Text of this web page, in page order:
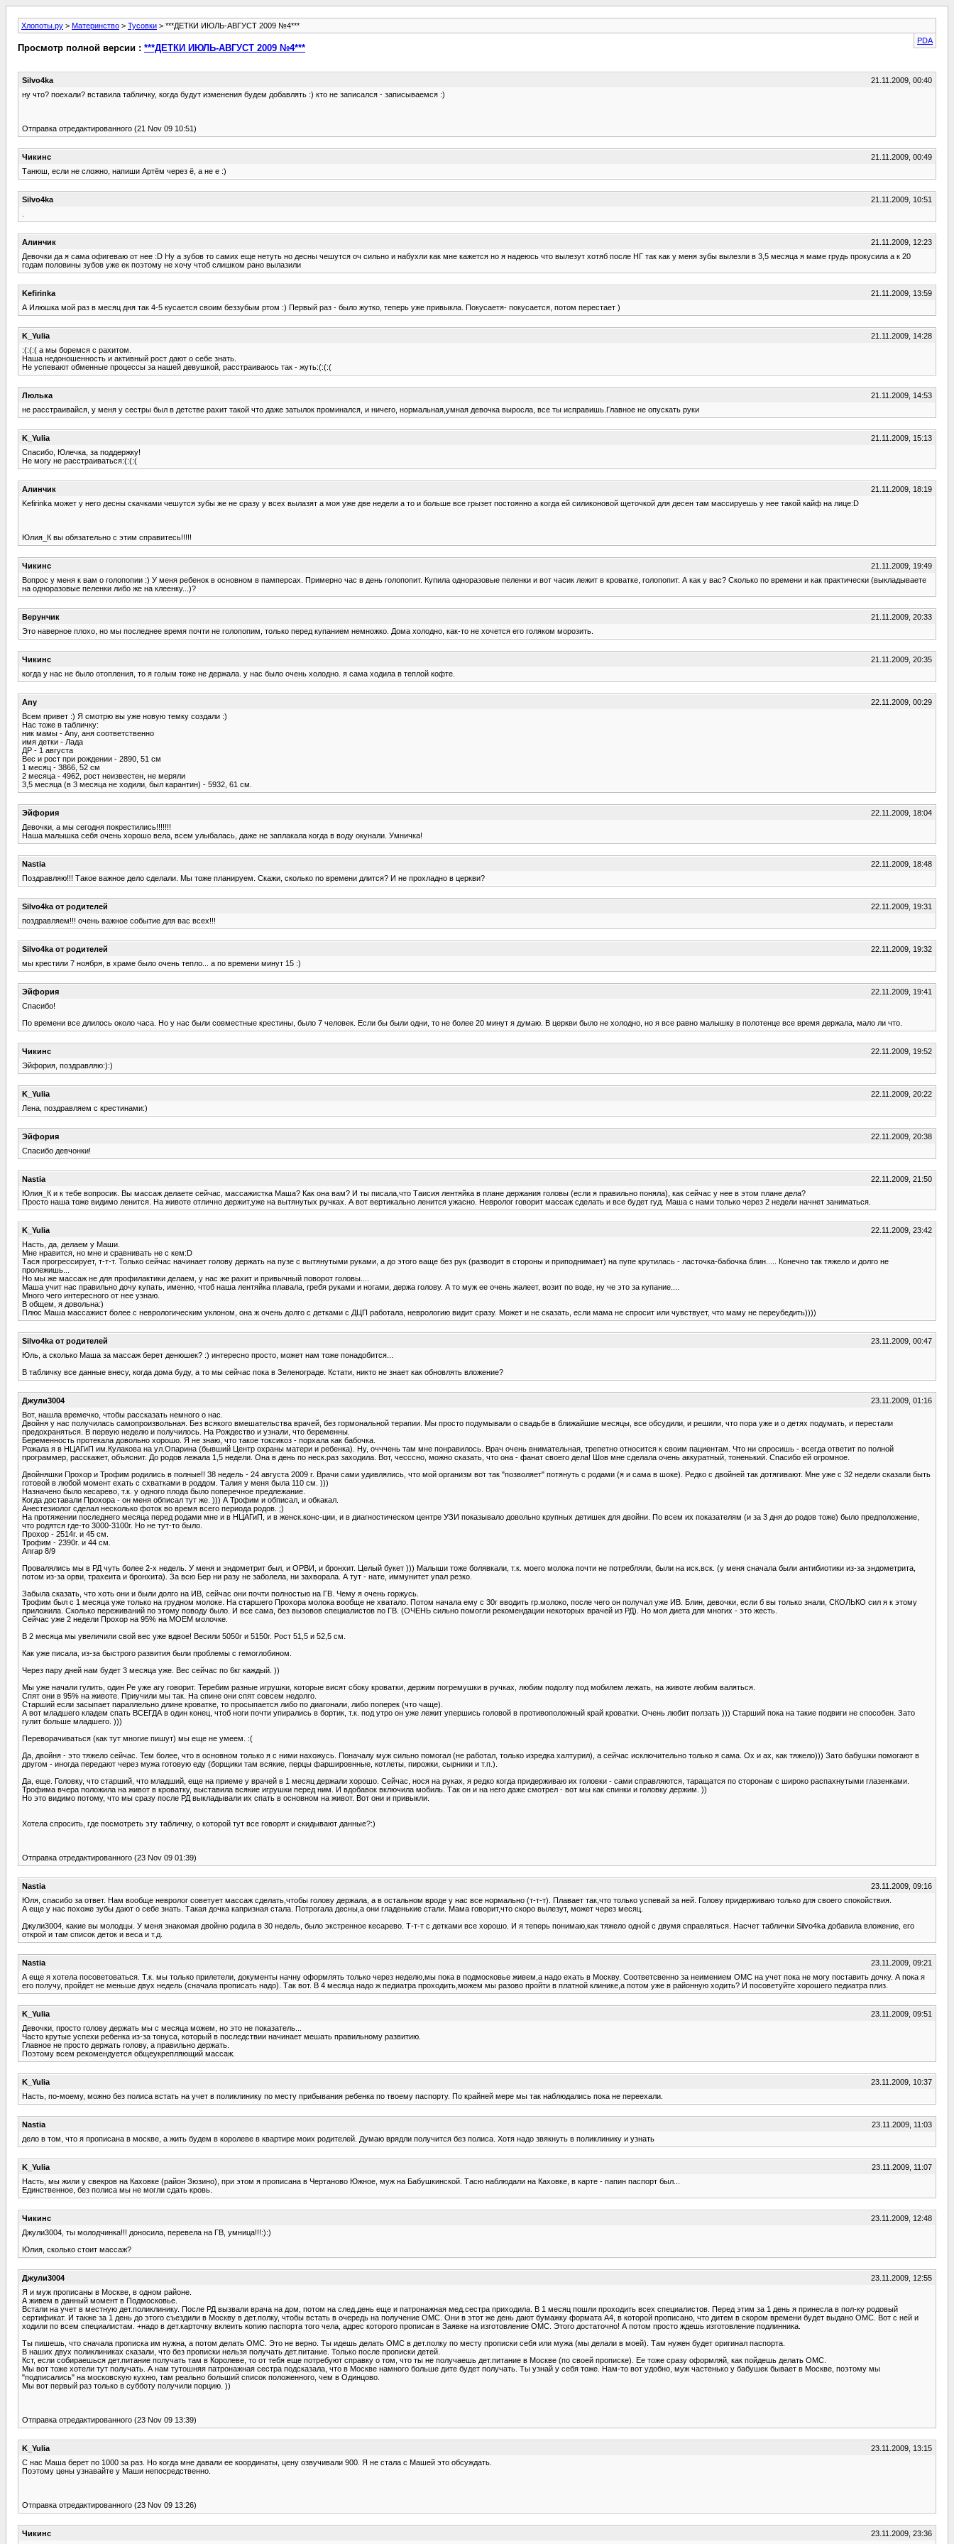
Хлопоты.ру > Материнство > Тусовки > ***ДЕТКИ ИЮЛЬ-АВГУСТ 2009 №4***
PDA
Просмотр полной версии : ***ДЕТКИ ИЮЛЬ-АВГУСТ 2009 №4***
Silvo4ka
21.11.2009, 00:40
ну что? поехали? вставила табличку, когда будут изменения будем добавлять :) кто не записался - записываемся :)
Отправка отредактированного (21 Nov 09 10:51)
Чикинс
21.11.2009, 00:49
Танюш, если не сложно, напиши Артём через ё, а не е :)
Silvo4ka
21.11.2009, 10:51
Алинчик
21.11.2009, 12:23
Девочки да я сама офигеваю от нее :D Ну а зубов то самих еще нетуть но десны чешутся оч сильно и набухли как мне кажется но я надеюсь что вылезут хотяб после НГ так как у меня зубы вылезли в 3,5 месяца я маме грудь прокусила а к 20
годам половины зубов уже ек поэтому не хочу чтоб слишком рано вылазили
Kefirinka
21.11.2009, 13:59
А Илюшка мой раз в месяц дня так 4-5 кусается своим беззубым ртом :) Первый раз - было жутко, теперь уже привыкла. Покусаетя- покусается, потом перестает )
K_Yulia
21.11.2009, 14:28
:(:(:( а мы боремся с рахитом.
Наша недоношенность и активный рост дают о себе знать.
Не успевают обменные процессы за нашей девушкой, расстраиваюсь так - жуть:(:(:(
Люлька
21.11.2009, 14:53
не расстраивайся, у меня у сестры был в детстве рахит такой что даже затылок проминался, и ничего, нормальная,умная девочка выросла, все ты исправишь.Главное не опускать руки
K_Yulia
21.11.2009, 15:13
Спасибо, Юлечка, за поддержку!
Не могу не расстраиваться:(:(:(
Алинчик
21.11.2009, 18:19
Kefirinka может у него десны скачками чешутся зубы же не сразу у всех вылазят а моя уже две недели а то и больше все грызет постоянно а когда ей силиконовой щеточкой для десен там массируешь у нее такой кайф на лице:D
Юлия_К вы обязательно с этим справитесь!!!!!
Чикинс
21.11.2009, 19:49
Вопрос у меня к вам о голопопии :) У меня ребенок в основном в памперсах. Примерно час в день голопопит. Купила одноразовые пеленки и вот часик лежит в кроватке, голопопит. А как у вас? Сколько по времени и как практически (выкладываете
на одноразовые пеленки либо же на клеенку...)?
Верунчик
21.11.2009, 20:33
Это наверное плохо, но мы последнее время почти не голопопим, только перед купанием немножко. Дома холодно, как-то не хочется его голяком морозить.
Чикинс
21.11.2009, 20:35
когда у нас не было отопления, то я голым тоже не держала. у нас было очень холодно. я сама ходила в теплой кофте.
Any
22.11.2009, 00:29
Всем привет :) Я смотрю вы уже новую темку создали :)
Нас тоже в табличку:
ник мамы - Any, аня соответственно
имя детки - Лада
ДР - 1 августа
Вес и рост при рождении - 2890, 51 см
1 месяц - 3866, 52 см
2 месяца - 4962, рост неизвестен, не меряли
3,5 месяца (в 3 месяца не ходили, был карантин) - 5932, 61 см.
Эйфория
22.11.2009, 18:04
Девочки, а мы сегодня покрестились!!!!!!!
Наша малышка себя очень хорошо вела, всем улыбалась, даже не заплакала когда в воду окунали. Умничка!
Nastia
22.11.2009, 18:48
Поздравляю!!! Такое важное дело сделали. Мы тоже планируем. Скажи, сколько по времени длится? И не прохладно в церкви?
Silvo4ka от родителей
22.11.2009, 19:31
поздравляем!!! очень важное событие для вас всех!!!
Silvo4ka от родителей
22.11.2009, 19:32
мы крестили 7 ноября, в храме было очень тепло... а по времени минут 15 :)
Эйфория
22.11.2009, 19:41
Спасибо!
По времени все длилось около часа. Но у нас были совместные крестины, было 7 человек. Если бы были одни, то не более 20 минут я думаю. В церкви было не холодно, но я все равно малышку в полотенце все время держала, мало ли что.
Чикинс
22.11.2009, 19:52
Эйфория, поздравляю:):)
K_Yulia
22.11.2009, 20:22
Лена, поздравляем с крестинами:)
Эйфория
22.11.2009, 20:38
Спасибо девчонки!
Nastia
22.11.2009, 21:50
Юлия_К и к тебе вопросик. Вы массаж делаете сейчас, массажистка Маша? Как она вам? И ты писала,что Таисия лентяйка в плане держания головы (если я правильно поняла), как сейчас у нее в этом плане дела?
Просто наша тоже видимо ленится. На животе отлично держит,уже на вытянутых ручках. А вот вертикально ленится ужасно. Невролог говорит массаж сделать и все будет гуд. Маша с нами только через 2 недели начнет заниматься.
K_Yulia
22.11.2009, 23:42
Насть, да, делаем у Маши.
Мне нравится, но мне и сравнивать не с кем:D
Тася прогрессирует, т-т-т. Только сейчас начинает голову держать на пузе с вытянутыми руками, а до этого ваще без рук (разводит в стороны и приподнимает) на пупе крутилась - ласточка-бабочка блин..... Конечно так тяжело и долго не
пролежишь...
Но мы же массаж не для профилактики делаем, у нас же рахит и привычный поворот головы....
Маша учит нас правильно дочу купать, именно, чтоб наша лентяйка плавала, гребя руками и ногами, держа голову. А то муж ее очень жалеет, возит по воде, ну че это за купание....
Много чего интересного от нее узнаю.
В общем, я довольна:)
Плюс Маша массажист более с неврологическим уклоном, она ж очень долго с детками с ДЦП работала, неврологию видит сразу. Может и не сказать, если мама не спросит или чувствует, что маму не переубедить))))
Silvo4ka от родителей
23.11.2009, 00:47
Юль, а сколько Маша за массаж берет денюшек? :) интересно просто, может нам тоже понадобится...
В табличку все данные внесу, когда дома буду, а то мы сейчас пока в Зеленограде. Кстати, никто не знает как обновлять вложение?
Джули3004
23.11.2009, 01:16
Вот, нашла времечко, чтобы рассказать немного о нас.
Двойня у нас получилась самопроизвольная. Без всякого вмешательства врачей, без гормональной терапии. Мы просто подумывали о свадьбе в ближайшие месяцы, все обсудили, и решили, что пора уже и о детях подумать, и перестали
предохраняться. В первую неделю и получилось. На Рождество и узнали, что беременны.
Беременность протекала довольно хорошо. Я не знаю, что такое токсикоз - порхала как бабочка.
Рожала я в НЦАГиП им.Кулакова на ул.Опарина (бывший Центр охраны матери и ребенка). Ну, очччень там мне понравилось. Врач очень внимательная, трепетно относится к своим пациентам. Что ни спросишь - всегда ответит по полной
программер, расскажет, объяснит. До родов лежала 1,5 недели. Она в день по неск.раз заходила. Вот, чесссно, можно сказать, что она - фанат своего дела! Шов мне сделала очень аккуратный, тоненький. Спасибо ей огромное.
Двойняшки Прохор и Трофим родились в полные!! 38 недель - 24 августа 2009 г. Врачи сами удивлялись, что мой организм вот так "позволяет" потянуть с родами (я и сама в шоке). Редко с двойней так дотягивают. Мне уже с 32 недели сказали быть
готовой в любой момент ехать с схватками в роддом. Талия у меня была 110 см. )))
Назначено было кесарево, т.к. у одного плода было поперечное предлежание.
Когда доставали Прохора - он меня обписал тут же. ))) А Трофим и обписал, и обкакал.
Анестезиолог сделал несколько фоток во время всего периода родов. ;)
На протяжении последнего месяца перед родами мне и в НЦАГиП, и в женск.конс-ции, и в диагностическом центре УЗИ показывало довольно крупных детишек для двойни. По всем их показателям (и за 3 дня до родов тоже) было предположение,
что родятся где-то 3000-3100г. Но не тут-то было.
Прохор - 2514г. и 45 см.
Трофим - 2390г. и 44 см.
Апгар 8/9
Провалялись мы в РД чуть более 2-х недель. У меня и эндометрит был, и ОРВИ, и бронхит. Целый букет ))) Малыши тоже болявкали, т.к. моего молока почти не потребляли, были на иск.вск. (у меня сначала были антибиотики из-за эндометрита,
потом из-за орви, трахеита и бронхита). За всю Бер ни разу не заболела, ни захворала. А тут - нате, иммунитет упал резко.
Забыла сказать, что хоть они и были долго на ИВ, сейчас они почти полностью на ГВ. Чему я очень горжусь.
Трофим был с 1 месяца уже только на грудном молоке. На старшего Прохора молока вообще не хватало. Потом начала ему с 30г вводить гр.молоко, после чего он получал уже ИВ. Блин, девочки, если б вы только знали, СКОЛЬКО сил я к этому
приложила. Сколько переживаний по этому поводу было. И все сама, без вызовов специалистов по ГВ. (ОЧЕНЬ сильно помогли рекомендации некоторых врачей из РД). Но моя диета для многих - это жесть.
Сейчас уже 2 недели Прохор на 95% на МОЕМ молочке.
В 2 месяца мы увеличили свой вес уже вдвое! Весили 5050г и 5150г. Рост 51,5 и 52,5 см.
Как уже писала, из-за быстрого развития были проблемы с гемоглобином.
Через пару дней нам будет 3 месяца уже. Вес сейчас по 6кг каждый. ))
Мы уже начали гулить, один Ре уже агу говорит. Теребим разные игрушки, которые висят сбоку кроватки, держим погремушки в ручках, любим подолгу под мобилем лежать, на животе любим валяться.
Спят они в 95% на животе. Приучили мы так. На спине они спят совсем недолго.
Старший если засыпает параллельно длине кроватке, то просыпается либо по диагонали, либо поперек (что чаще).
А вот младшего кладем спать ВСЕГДА в один конец, чтоб ноги почти упирались в бортик, т.к. под утро он уже лежит упершись головой в противоположный край кроватки. Очень любит ползать ))) Старший пока на такие подвиги не способен. Зато
гулит больше младшего. )))
Переворачиваться (как тут многие пишут) мы еще не умеем. :(
Да, двойня - это тяжело сейчас. Тем более, что в основном только я с ними нахожусь. Поначалу муж сильно помогал (не работал, только изредка халтурил), а сейчас исключительно только я сама. Ох и ах, как тяжело))) Зато бабушки помогают в
другом - иногда передают через мужа готовую еду (борщики там всякие, перцы фаршировнные, котлеты, пирожки, сырники и т.п.).
Да, еще. Головку, что старший, что младший, еще на приеме у врачей в 1 месяц держали хорошо. Сейчас, нося на руках, я редко когда придерживаю их головки - сами справляются, таращатся по сторонам с широко распахнутыми глазенками.
Трофима вчера положила на живот в кроватку, выставила всякие игрушки перед ним. И вдобавок включила мобиль. Так он и на него даже смотрел - вот мы как спинки и головку держим. ))
Но это видимо потому, что мы сразу после РД выкладывали их спать в основном на живот. Вот они и привыкли.
Хотела спросить, где посмотреть эту табличку, о которой тут все говорят и скидывают данные?:)
Отправка отредактированного (23 Nov 09 01:39)
Nastia
23.11.2009, 09:16
Юля, спасибо за ответ. Нам вообще невролог советует массаж сделать,чтобы голову держала, а в остальном вроде у нас все нормально (т-т-т). Плавает так,что только успевай за ней. Голову придерживаю только для своего спокойствия.
А еще у нас похоже зубы дают о себе знать. Такая дочка капризная стала. Потрогала десны,а они гладенькие стали. Мама говорит,что скоро вылезут, может через месяц.
Джули3004, какие вы молодцы. У меня знакомая двойню родила в 30 недель, было экстренное кесарево. Т-т-т с детками все хорошо. И я теперь понимаю,как тяжело одной с двумя справляться. Насчет таблички Silvo4ka добавила вложение, его
открой и там список деток и веса и т.д.
Nastia
23.11.2009, 09:21
А еще я хотела посоветоваться. Т.к. мы только прилетели, документы начну оформлять только через неделю,мы пока в подмосковье живем,а надо ехать в Москву. Соответсвенно за неимением ОМС на учет пока не могу поставить дочку. А пока я
его получу, пройдет не меньше двух недель (сначала прописать надо). Так вот. В 4 месяца надо ж педиатра проходить,можем мы разово пройти в платной клинике,а потом уже в районную ходить? И посоветуйте хорошего педиатра плиз.
K_Yulia
23.11.2009, 09:51
Девочки, просто голову держать мы с месяца можем, но это не показатель...
Часто крутые успехи ребенка из-за тонуса, который в последствии начинает мешать правильному развитию.
Главное не просто держать голову, а правильно держать.
Поэтому всем рекомендуется общеукрепляющий массаж.
K_Yulia
23.11.2009, 10:37
Насть, по-моему, можно без полиса встать на учет в поликлинику по месту прибывания ребенка по твоему паспорту. По крайней мере мы так наблюдались пока не переехали.
Nastia
23.11.2009, 11:03
дело в том, что я прописана в москве, а жить будем в королеве в квартире моих родителей. Думаю врядли получится без полиса. Хотя надо звякнуть в поликлинику и узнать
K_Yulia
23.11.2009, 11:07
Насть, мы жили у свекров на Каховке (район Зюзино), при этом я прописана в Чертаново Южное, муж на Бабушкинской. Тасю наблюдали на Каховке, в карте - папин паспорт был...
Единственное, без полиса мы не могли сдать кровь.
Чикинс
23.11.2009, 12:48
Джули3004, ты молодчинка!!! доносила, перевела на ГВ, умница!!!:):)
Юлия, сколько стоит массаж?
Джули3004
23.11.2009, 12:55
Я и муж прописаны в Москве, в одном районе.
А живем в данный момент в Подмосковье.
Встали на учет в местную дет.поликлинику. После РД вызвали врача на дом, потом на след.день еще и патронажная мед.сестра приходила. В 1 месяц пошли проходить всех специалистов. Перед этим за 1 день я принесла в пол-ку родовый
сертификат. И также за 1 день до этого съездили в Москву в дет.полку, чтобы встать в очередь на получение ОМС. Они в этот же день дают бумажку формата А4, в которой прописано, что дитем в скором времени будет выдано ОМС. Вот с ней и
ходили по всем специалистам. +надо в дет.карточку вклеить копию паспорта того чела, адрес которого прописан в Заявке на изготовление ОМС. Этого достаточно! А потом просто ждешь изготовление подлинника.
Ты пишешь, что сначала прописка им нужна, а потом делать ОМС. Это не верно. Ты идешь делать ОМС в дет.полку по месту прописки себя или мужа (мы делали в моей). Там нужен будет оригинал паспорта.
В наших двух поликлиниках сказали, что без прописки нельзя получать дет.питание. Только после прописки детей.
Кст, если собираешься дет.питание получать там в Королеве, то от тебя еще потребуют справку о том, что ты не получаешь дет.питание в Москве (по своей прописке). Ее тоже сразу оформляй, как пойдешь делать ОМС.
Мы вот тоже хотели тут получать. А нам тутошняя патронажная сестра подсказала, что в Москве намного больше дите будет получать. Ты узнай у себя тоже. Нам-то вот удобно, муж частенько у бабушек бывает в Москве, поэтому мы
"подписались" на московскую кухню, там реально больший список положенного, чем в Одинцово.
Мы вот первый раз только в субботу получили порцию. ))
Отправка отредактированного (23 Nov 09 13:39)
K_Yulia
23.11.2009, 13:15
С нас Маша берет по 1000 за раз. Но когда мне давали ее координаты, цену озвучивали 900. Я не стала с Машей это обсуждать.
Поэтому цены узнавайте у Маши непосредственно.
Отправка отредактированного (23 Nov 09 13:26)
Чикинс
23.11.2009, 23:36